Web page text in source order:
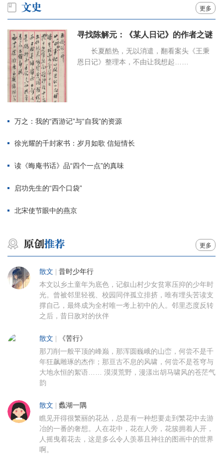
更多
寻找陈解元：《某人日记》的作者之谜
长夏酷热，无以消遣，翻看案头《王秉
恩日记》整理本，不由让我想起……
万之：我的“西游记”与“自我”的资源
徐光耀的千封家书：岁月如歌 信短情长
读《晦庵书话》品“四个一点”的真味
启功先生的“四个口袋”
北宋使节眼中的燕京
更多
散文 昔时少年行
本文以乡土童年为底色，记叙山村少女贫寒压抑的少年时
光。曾被邻里轻视、校园同伴孤立排挤，唯有埋头苦读支
撑自己，最终成为全村唯一考上初中的人。邻里态度反转
之后，昔日敌对的伙伴
散文 《苦行》
那刀削一般平顶的峰巅，那浑圆巍峨的山峦，何尝不是千
年狂飙雕琢的杰作；那亘古不息的风啸，何尝不是苍穹与
大地永恒的絮语…… 漠漠荒野，漫漾出胡马啸风的苍茫气
韵
散文 蠡湖一隅
瞧见开得很繁丽的花丛，总是有一种想要走到繁花中去游
冶的一番的奢想。人在花中，花在人旁，花簇拥着人开，
人摇曳着花去，这是多么令人羡慕且神往的图画中的世界
啊。